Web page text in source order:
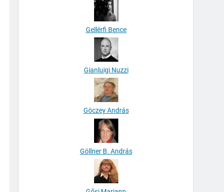
Gellérfi Bence
Gianluigi Nuzzi
Göczey András
Göllner B. András